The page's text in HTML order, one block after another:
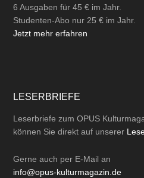
6 Ausgaben für 45 € im Jahr.
Studenten-Abo nur 25 € im Jahr.
Jetzt mehr erfahren
LESERBRIEFE
Leserbriefe zum OPUS
können Sie direkt auf unserer
Gerne auch per E-Mail an
info@opus-kulturmagazin.de